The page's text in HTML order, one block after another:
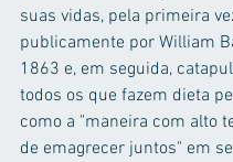
suas vidas, pela primeira
publicamente por William
1863 e, em seguida,
todos os que fazem dieta
como a "maneira com alto
de emagrecer juntos" em